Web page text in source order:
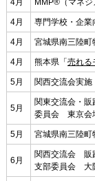
4月 MMP®（マネ
4月 専門学校・企業
4月 宮城県南三陸町
4月 熊本県「 売れる
5月 関西交流会実
5月
関東交流会・
委員会 東京会
5月 宮城県南三陸町
6月
関西交流会 販
支部委員会 大